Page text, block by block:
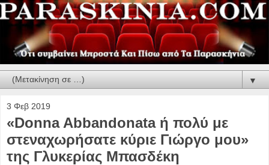
▼
3 Φεβ 2019
«Donna Abbandonata ή πολύ με
στεναχωρήσατε κύριε Γιώργο μου»
της Γλυκερίας Μπασδέκη